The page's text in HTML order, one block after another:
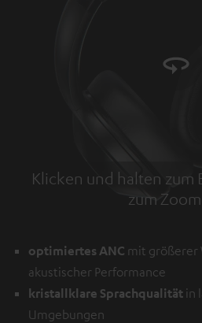
Klicken und halten zum
zum
Tap to
optimiertes ANC mit größerer
akustischer Performance
kristallklare Sprachqualität in
Umgebungen